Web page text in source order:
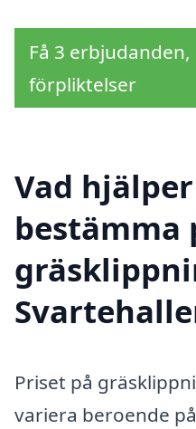
Få 3
förpliktelser
Vad
bestämma
Priset på
variera beroende